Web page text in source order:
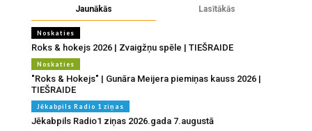
Jaunākās Lasītākās
Noskaties
Roks & hokejs 2026 | Zvaigžņu spēle | TIEŠRAIDE
Noskaties
"Roks & Hokejs" | Gunāra Meijera piemiņas kauss 2026 |
TIEŠRAIDE
Jēkabpils Radio 1 ziņas
Jēkabpils Radio1 ziņas 2026.gada 7.augustā